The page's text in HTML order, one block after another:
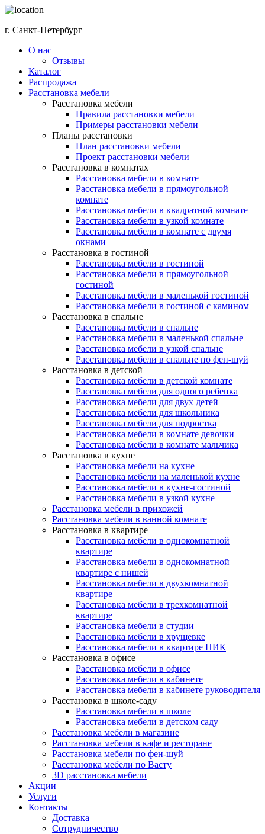
г. Санкт-Петербург
О нас
Отзывы
Каталог
Распродажа
Расстановка мебели
Расстановка мебели
Правила расстановки мебели
Примеры расстановки мебели
Планы расстановки
План расстановки мебели
Проект расстановки мебели
Расстановка в комнатах
Расстановка мебели в комнате
Расстановка мебели в прямоугольной
комнате
Расстановка мебели в квадратной комнате
Расстановка мебели в узкой комнате
Расстановка мебели в комнате с двумя
окнами
Расстановка в гостиной
Расстановка мебели в гостиной
Расстановка мебели в прямоугольной
гостиной
Расстановка мебели в маленькой гостиной
Расстановка мебели в гостиной с камином
Расстановка в спальне
Расстановка мебели в спальне
Расстановка мебели в маленькой спальне
Расстановка мебели в узкой спальне
Расстановка мебели в спальне по фен-шуй
Расстановка в детской
Расстановка мебели в детской комнате
Расстановка мебели для одного ребенка
Расстановка мебели для двух детей
Расстановка мебели для школьника
Расстановка мебели для подростка
Расстановка мебели в комнате девочки
Расстановка мебели в комнате мальчика
Расстановка в кухне
Расстановка мебели на кухне
Расстановка мебели на маленькой кухне
Расстановка мебели в кухне-гостиной
Расстановка мебели в узкой кухне
Расстановка мебели в прихожей
Расстановка мебели в ванной комнате
Расстановка в квартире
Расстановка мебели в однокомнатной
квартире
Расстановка мебели в однокомнатной
квартире с нишей
Расстановка мебели в двухкомнатной
квартире
Расстановка мебели в трехкомнатной
квартире
Расстановка мебели в студии
Расстановка мебели в хрущевке
Расстановка мебели в квартире ПИК
Расстановка в офисе
Расстановка мебели в офисе
Расстановка мебели в кабинете
Расстановка мебели в кабинете руководителя
Расстановка в школе-саду
Расстановка мебели в школе
Расстановка мебели в детском саду
Расстановка мебели в магазине
Расстановка мебели в кафе и ресторане
Расстановка мебели по фен-шуй
Расстановка мебели по Васту
3D расстановка мебели
Акции
Услуги
Контакты
Доставка
Сотрудничество